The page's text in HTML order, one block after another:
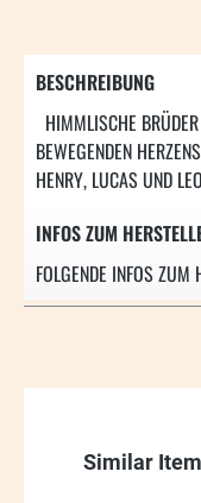
BESCHREIBUNG
HIMMLISCHE
BEWEGENDEN
HENRY, LUCAS UND
INFOS ZUM
FOLGENDE INFOS ZUM
Similar